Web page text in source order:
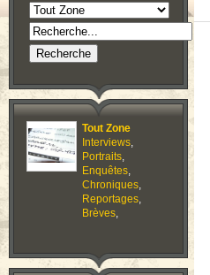
Tout Zone
Interviews,
Portraits,
Enquêtes,
Chroniques,
Reportages,
Brèves,